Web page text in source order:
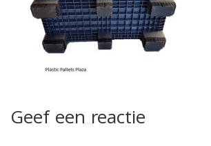
Geef een reactie